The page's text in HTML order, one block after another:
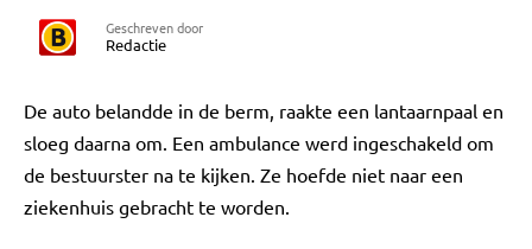
Geschreven door
Redactie
De auto belandde in de berm, raakte een lantaarnpaal en
sloeg daarna om. Een ambulance werd ingeschakeld om
de bestuurster na te kijken. Ze hoefde niet naar een
ziekenhuis gebracht te worden.